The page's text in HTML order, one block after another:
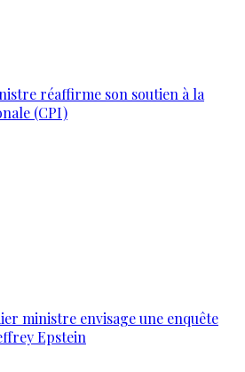
réaffirme son soutien à la
(CPI)
ministre envisage une enquête
Epstein